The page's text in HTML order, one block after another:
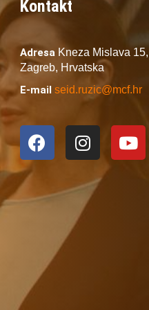
Kontakt
Adresa Kneza Mislava 15,
Zagreb, Hrvatska
E-mail seid.ruzic@mcf.hr